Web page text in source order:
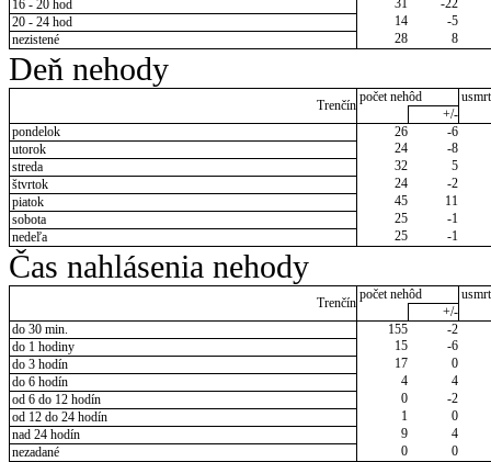
16 - 20 hod
31
-22
20 - 24 hod
14
-5
nezistené
28 8
Deň nehody
Trenčín
počet nehôd
+/-
pondelok
26
-6
utorok
24
-8
streda
32
5
štvrtok
24
-2
piatok
45
11
sobota
25
-1
nedeľa
25 -1
Čas nahlásenia nehody
Trenčín
počet nehôd
+/-
do 30 min.
155
-2
do 1 hodiny
15
-6
do 3 hodín
17
0
do 6 hodín
4
4
od 6 do 12 hodín
0
-2
od 12 do 24 hodín
1
0
nad 24 hodín
9
4
nezadané
0 0